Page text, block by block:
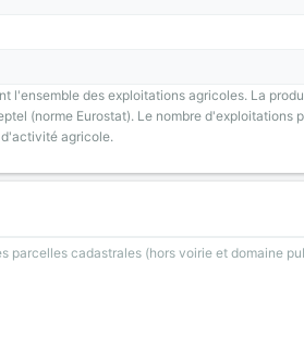
des exploitations agricoles. La
(norme Eurostat). Le nombre d'exploitations
agricole.
parcelles cadastrales (hors voirie et domaine